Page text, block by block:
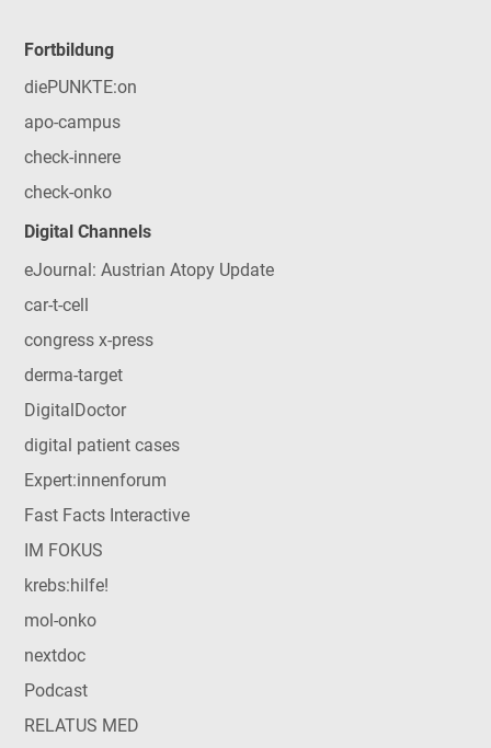
Fortbildung
diePUNKTE:on
apo-campus
check-innere
check-onko
Digital Channels
eJournal: Austrian Atopy Update
car-t-cell
congress x-press
derma-target
DigitalDoctor
digital patient cases
Expert:innenforum
Fast Facts Interactive
IM FOKUS
krebs:hilfe!
mol-onko
nextdoc
Podcast
RELATUS MED